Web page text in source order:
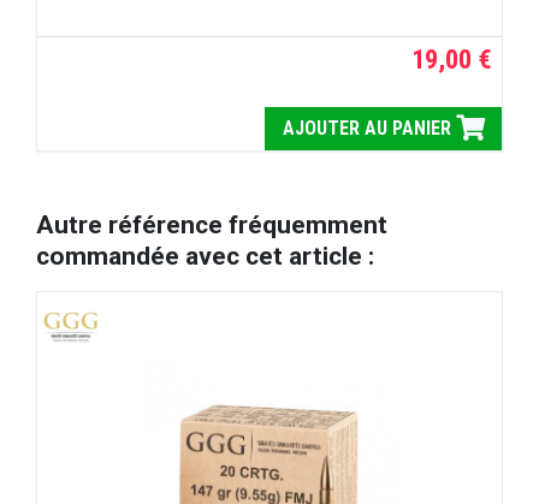
19,00 €
AJOUTER AU PANIER
Autre référence fréquemment
commandée avec cet article :